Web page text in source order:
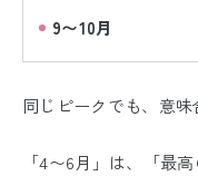
9〜10月
同じピークでも、意味
「4〜6月」は、「最